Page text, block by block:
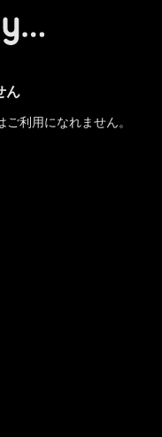
ん
利用になれません。